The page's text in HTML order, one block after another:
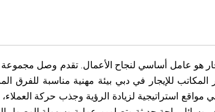
هو عامل أساسي لنجاح الأعمال. تقدم وصل
المكاتب للإيجار في دبي بيئة مهنية مناسبة
في مواقع استراتيجية لزيادة الرؤية وجذب حركة